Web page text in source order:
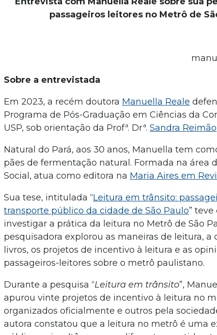
passageiros leitores no Metrô de
Sobre a entrevistada
Em 2023, a recém doutora Manuella Reale
Programa de Pós-Graduação em Ciências da
USP, sob orientação da Profª. Drª. Sandra Reimão
Natural do Pará, aos 30 anos, Manuella tem
pães de fermentação natural. Formada na área
Social, atua como editora na Maria Aires em
Sua tese, intitulada “Leitura em trânsito:
transporte público da cidade de São Paulo”
investigar a prática da leitura no Metrô de São
pesquisadora explorou as maneiras de leitura, a
livros, os projetos de incentivo à leitura e as
passageiros-leitores sobre o metrô paulistano.
Durante a pesquisa “Leitura em trânsito”,
apurou vinte projetos de incentivo à leitura no
organizados oficialmente e outros pela
autora constatou que a leitura no metrô é uma